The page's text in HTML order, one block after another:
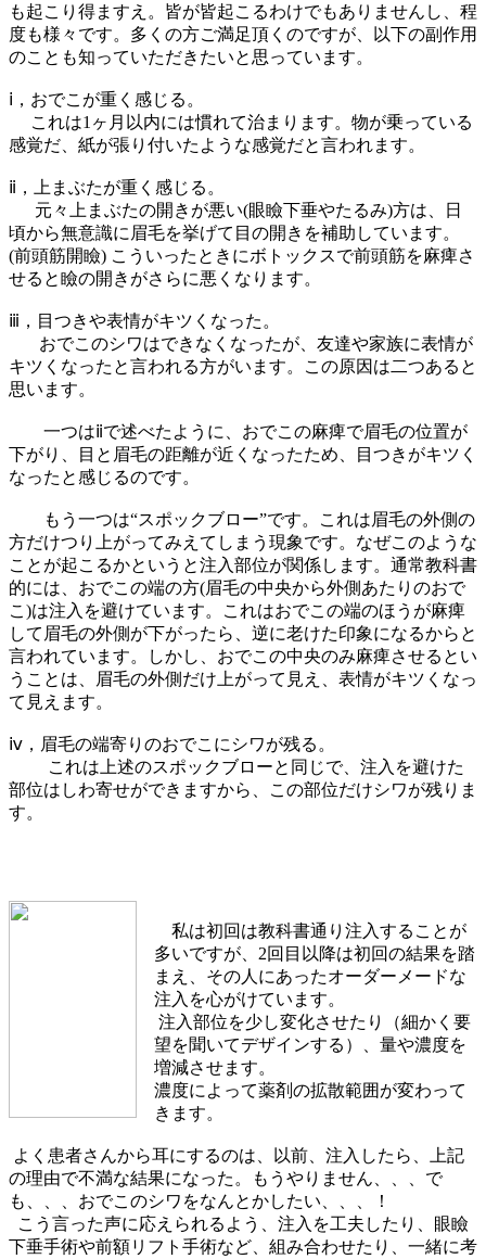
も起こり得ますえ。皆が皆起こるわけでもありませんし、程
度も様々です。多くの方ご満足頂くのですが、以下の副作用
のことも知っていただきたいと思っています。
ⅰ，おでこが重く感じる。
これは1ヶ月以内には慣れて治まります。物が乗っている
感覚だ、紙が張り付いたような感覚だと言われます。
ⅱ，上まぶたが重く感じる。
元々上まぶたの開きが悪い(眼瞼下垂やたるみ)方は、日
頃から無意識に眉毛を挙げて目の開きを補助しています。
(前頭筋開瞼) こういったときにボトックスで前頭筋を麻痺さ
せると瞼の開きがさらに悪くなります。
ⅲ，目つきや表情がキツくなった。
おでこのシワはできなくなったが、友達や家族に表情が
キツくなったと言われる方がいます。この原因は二つあると
思います。
一つはⅱで述べたように、おでこの麻痺で眉毛の位置が
下がり、目と眉毛の距離が近くなったため、目つきがキツく
なったと感じるのです。
もう一つは“スポックブロー”です。これは眉毛の外側の
方だけつり上がってみえてしまう現象です。なぜこのような
ことが起こるかというと注入部位が関係します。通常教科書
的には、おでこの端の方(眉毛の中央から外側あたりのおで
こ)は注入を避けています。これはおでこの端のほうが麻痺
して眉毛の外側が下がったら、逆に老けた印象になるからと
言われています。しかし、おでこの中央のみ麻痺させるとい
うことは、眉毛の外側だけ上がって見え、表情がキツくなっ
て見えます。
ⅳ，眉毛の端寄りのおでこにシワが残る。
これは上述のスポックブローと同じで、注入を避けた
部位はしわ寄せができますから、この部位だけシワが残りま
す。
私は初回は教科書通り注入することが
多いですが、2回目以降は初回の結果を踏
まえ、その人にあったオーダーメードな
注入を心がけています。
注入部位を少し変化させたり（細かく要
望を聞いてデザインする）、量や濃度を
増減させます。
濃度によって薬剤の拡散範囲が変わって
きます。
よく患者さんから耳にするのは、以前、注入したら、上記
の理由で不満な結果になった。もうやりません、、、で
も、、、おでこのシワをなんとかしたい、、、！
こう言った声に応えられるよう、注入を工夫したり、眼瞼
下垂手術や前額リフト手術など、組み合わせたり、一緒に考